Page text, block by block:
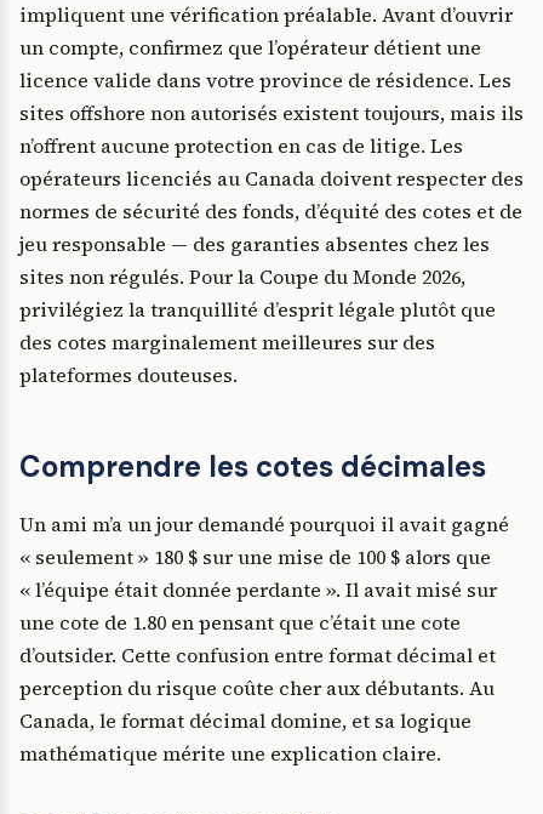
impliquent une vérification préalable. Avant d’ouvrir
un compte, confirmez que l’opérateur détient une
licence valide dans votre province de résidence. Les
sites offshore non autorisés existent toujours, mais ils
n’offrent aucune protection en cas de litige. Les
opérateurs licenciés au Canada doivent respecter des
normes de sécurité des fonds, d’équité des cotes et de
jeu responsable — des garanties absentes chez les
sites non régulés. Pour la Coupe du Monde 2026,
privilégiez la tranquillité d’esprit légale plutôt que
des cotes marginalement meilleures sur des
plateformes douteuses.
Comprendre les cotes décimales
Un ami m’a un jour demandé pourquoi il avait gagné
« seulement » 180 $ sur une mise de 100 $ alors que
« l’équipe était donnée perdante ». Il avait misé sur
une cote de 1.80 en pensant que c’était une cote
d’outsider. Cette confusion entre format décimal et
perception du risque coûte cher aux débutants. Au
Canada, le format décimal domine, et sa logique
mathématique mérite une explication claire.